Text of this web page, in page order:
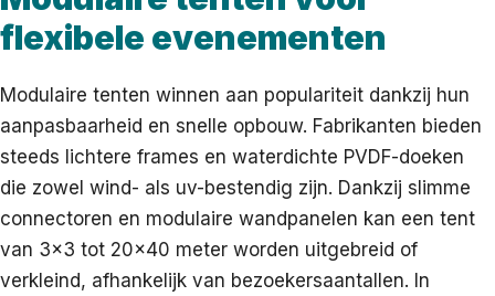
flexibele evenementen
Modulaire tenten winnen aan populariteit dankzij hun
aanpasbaarheid en snelle opbouw. Fabrikanten bieden
steeds lichtere frames en waterdichte PVDF-doeken
die zowel wind- als uv-bestendig zijn. Dankzij slimme
connectoren en modulaire wandpanelen kan een tent
van 3×3 tot 20×40 meter worden uitgebreid of
verkleind, afhankelijk van bezoekersaantallen. In